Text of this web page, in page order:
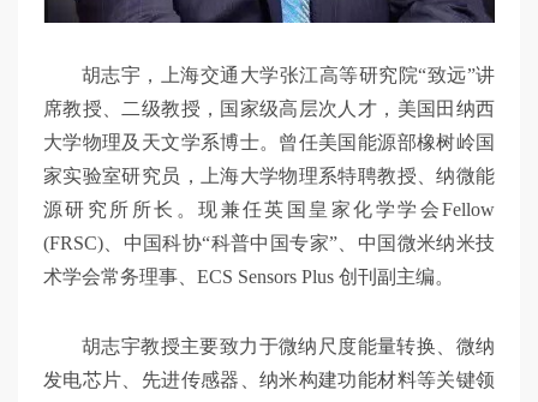
胡志宇，上海交通大学张江高等研究院“致远”讲
席教授、二级教授，国家级高层次人才，美国田纳西
大学物理及天文学系博士。曾任美国能源部橡树岭国
家实验室研究员，上海大学物理系特聘教授、纳微能
源研究所所长。现兼任英国皇家化学学会Fellow
(FRSC)、中国科协“科普中国专家”、中国微米纳米技
术学会常务理事、ECS Sensors Plus 创刊副主编。
胡志宇教授主要致力于微纳尺度能量转换、微纳
发电芯片、先进传感器、纳米构建功能材料等关键领